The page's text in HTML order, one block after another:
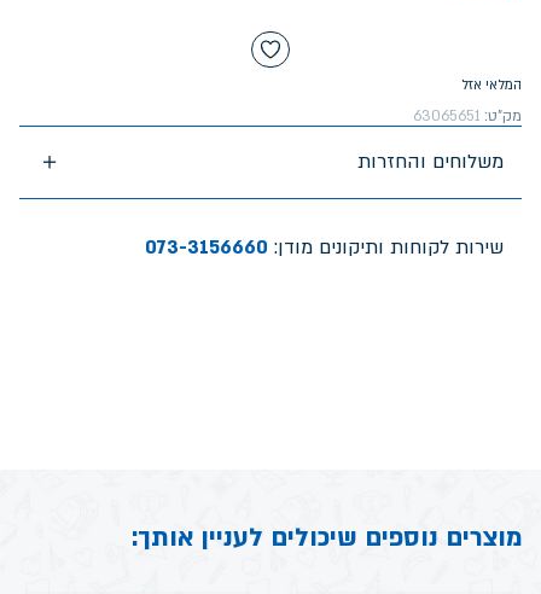
המלאי אזל
מק"ט: 63065651
משלוחים והחזרות
שירות לקוחות ותיקונים מודן: 073-3156660
מוצרים נוספים שיכולים לעניין אותך: